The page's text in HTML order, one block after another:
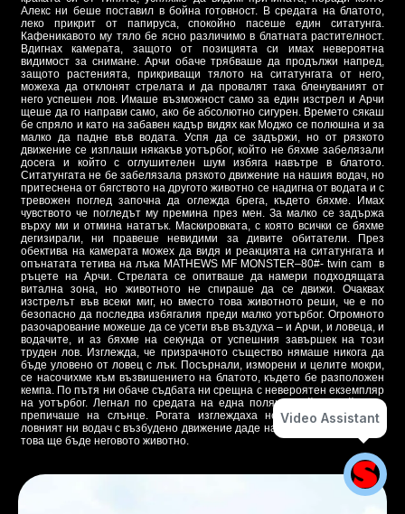
Алекс ни беше поставил в бойна готовност. В средата на блатото,
леко прикрит от папируса, спокойно пасеше един ситатунга.
Кафеникавото му тяло бе ясно различимо в блатната растителност.
Вдигнах камерата, защото от позицията си имах невероятна
видимост за снимане. Арчи обаче трябваше да продължи напред,
защото растенията, прикриващи тялото на ситатунгата от него,
можеха да отклонят стрелата и да провалят така бленуваният от
него успешен лов. Имаше възможност само за един изстрел и Арчи
щеше да го направи само, ако бе абсолютно сигурен. Времето сякаш
бе спряло и като на забавен кадър видях как Моджо се полюшна и за
малко да падне във водата. Успя да се задържи, но от рязкото
движение се изплаши някакъв уотърбог, който не бяхме забелязали
досега и който с оглушителен шум избяга навътре в блатото.
Ситатунгата не бе забелязала рязкото движение на нашия водач, но
притеснена от бягството на другото животно се надигна от водата и с
тревожен поглед започна да оглежда брега, където бяхме. Имах
чувството че погледът му премина през мен. За малко се задържа
върху ми и отмина нататък. Маскировката, с която всички се бяхме
дегизирали, ни правеше невидими за дивите обитатели. През
обектива на камерата можех да видя и реакцията на ситатунгата и
опънатата тетива на лъка MATHEWS MF MONSTER–80#- twin cam в
ръцете на Арчи. Стрелата се опитваше да намери подходящата
витална зона, но животното не спираше да се движи. Очаквах
изстрелът във всеки миг, но вместо това животното реши, че е по
безопасно да последва избягалия преди малко уотърбог. Огромното
разочарование можеше да се усети във въздуха – и Арчи, и ловеца, и
водачите, и аз бяхме на секунда от успешния завършек на този
труден лов. Изглежда, че призрачното същество нямаше никога да
бъде уловено от ловец с лък. Посърнали, изморени и целите мокри,
се насочихме към възвишението на блатото, където бе разположен
кемпа. По пътя ни обаче съдбата ни срещна с невероятен екземпляр
на уотърбог. Легнал по средата на една поляна, той спокойно се
препичаше на слънце. Рогата изглеждаха невероятно големи и
ловният ни водач с възбудено движение даде на Арчи да разбере, че
това ще бъде неговото животно.
Video Assistant